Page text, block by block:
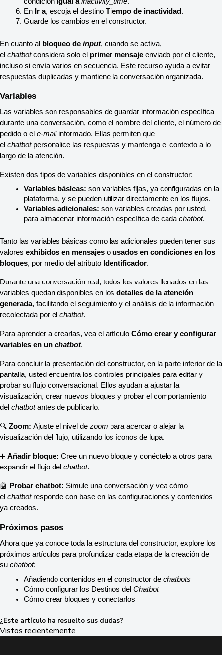
En Ir a, escoja el destino Tiempo de inactividad .
Guarde los cambios en el constructor.
En cuanto al bloqueo de input, cuando se activa,
el chatbot considera solo el primer mensaje enviado por el cliente,
incluso si envía varios en secuencia. Este recurso ayuda a evitar
respuestas duplicadas y mantiene la conversación organizada.
Variables
Las variables son responsables de guardar información específica
durante una conversación, como el nombre del cliente, el número de
pedido o el e-mail informado. Ellas permiten que
el chatbot personalice las respuestas y mantenga el contexto a lo
largo de la atención.
Existen dos tipos de variables disponibles en el constructor:
Variables básicas: son variables fijas, ya configuradas en la
plataforma, y se pueden utilizar directamente en los flujos.
Variables adicionales: son variables creadas por usted,
para almacenar información específica de cada chatbot.
Tanto las variables básicas como las adicionales pueden tener sus
valores exhibidos en mensajes o usados en condiciones en los
bloques, por medio del atributo Identificador.
Durante una conversación real, todos los valores llenados en las
variables quedan disponibles en los detalles de la atención
generada, facilitando el seguimiento y el análisis de la información
recolectada por el chatbot.
Para aprender a crearlas, vea el artículo Cómo crear y configurar
variables en un chatbot.
Para concluir la presentación del constructor, en la parte inferior de la
pantalla, usted encuentra los controles principales para editar y
probar su flujo conversacional. Ellos ayudan a ajustar la
visualización, crear nuevos bloques y probar el comportamiento
del chatbot antes de publicarlo.
🔍 Zoom: Ajuste el nivel de zoom para acercar o alejar la
visualización del flujo, utilizando los íconos de lupa.
➕ Añadir bloque: Cree un nuevo bloque y conéctelo a otros para
expandir el flujo del chatbot.
🤖 Probar chatbot: Simule una conversación y vea cómo
el chatbot responde con base en las configuraciones y contenidos
ya creados.
Próximos pasos
Ahora que ya conoce toda la estructura del constructor, explore los
próximos artículos para profundizar cada etapa de la creación de
su chatbot:
Añadiendo contenidos en el constructor de chatbots
Cómo configurar los Destinos del Chatbot
Cómo crear bloques y conectarlos
¿Este artículo ha resuelto sus dudas?
Vistos recientemente